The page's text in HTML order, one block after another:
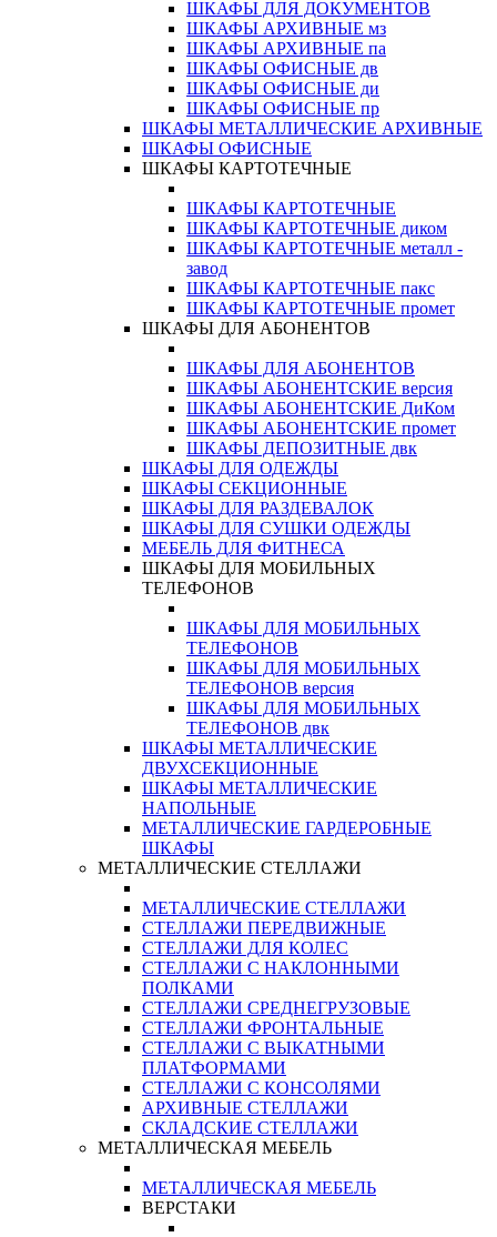
ШКАФЫ ДЛЯ ДОКУМЕНТОВ
ШКАФЫ АРХИВНЫЕ мз
ШКАФЫ АРХИВНЫЕ па
ШКАФЫ ОФИСНЫЕ дв
ШКАФЫ ОФИСНЫЕ ди
ШКАФЫ ОФИСНЫЕ пр
ШКАФЫ МЕТАЛЛИЧЕСКИЕ АРХИВНЫЕ
ШКАФЫ ОФИСНЫЕ
ШКАФЫ КАРТОТЕЧНЫЕ
ШКАФЫ КАРТОТЕЧНЫЕ
ШКАФЫ КАРТОТЕЧНЫЕ диком
ШКАФЫ КАРТОТЕЧНЫЕ металл -
завод
ШКАФЫ КАРТОТЕЧНЫЕ пакс
ШКАФЫ КАРТОТЕЧНЫЕ промет
ШКАФЫ ДЛЯ АБОНЕНТОВ
ШКАФЫ ДЛЯ АБОНЕНТОВ
ШКАФЫ АБОНЕНТСКИЕ версия
ШКАФЫ АБОНЕНТСКИЕ ДиКом
ШКАФЫ АБОНЕНТСКИЕ промет
ШКАФЫ ДЕПОЗИТНЫЕ двк
ШКАФЫ ДЛЯ ОДЕЖДЫ
ШКАФЫ СЕКЦИОННЫЕ
ШКАФЫ ДЛЯ РАЗДЕВАЛОК
ШКАФЫ ДЛЯ СУШКИ ОДЕЖДЫ
МЕБЕЛЬ ДЛЯ ФИТНЕСА
ШКАФЫ ДЛЯ МОБИЛЬНЫХ
ТЕЛЕФОНОВ
ШКАФЫ ДЛЯ МОБИЛЬНЫХ
ТЕЛЕФОНОВ
ШКАФЫ ДЛЯ МОБИЛЬНЫХ
ТЕЛЕФОНОВ версия
ШКАФЫ ДЛЯ МОБИЛЬНЫХ
ТЕЛЕФОНОВ двк
ШКАФЫ МЕТАЛЛИЧЕСКИЕ
ДВУХСЕКЦИОННЫЕ
ШКАФЫ МЕТАЛЛИЧЕСКИЕ
НАПОЛЬНЫЕ
МЕТАЛЛИЧЕСКИЕ ГАРДЕРОБНЫЕ
ШКАФЫ
МЕТАЛЛИЧЕСКИЕ СТЕЛЛАЖИ
МЕТАЛЛИЧЕСКИЕ СТЕЛЛАЖИ
СТЕЛЛАЖИ ПЕРЕДВИЖНЫЕ
СТЕЛЛАЖИ ДЛЯ КОЛЕС
СТЕЛЛАЖИ С НАКЛОННЫМИ
ПОЛКАМИ
СТЕЛЛАЖИ СРЕДНЕГРУЗОВЫЕ
СТЕЛЛАЖИ ФРОНТАЛЬНЫЕ
СТЕЛЛАЖИ С ВЫКАТНЫМИ
ПЛАТФОРМАМИ
СТЕЛЛАЖИ С КОНСОЛЯМИ
АРХИВНЫЕ СТЕЛЛАЖИ
СКЛАДСКИЕ СТЕЛЛАЖИ
МЕТАЛЛИЧЕСКАЯ МЕБЕЛЬ
МЕТАЛЛИЧЕСКАЯ МЕБЕЛЬ
ВЕРСТАКИ